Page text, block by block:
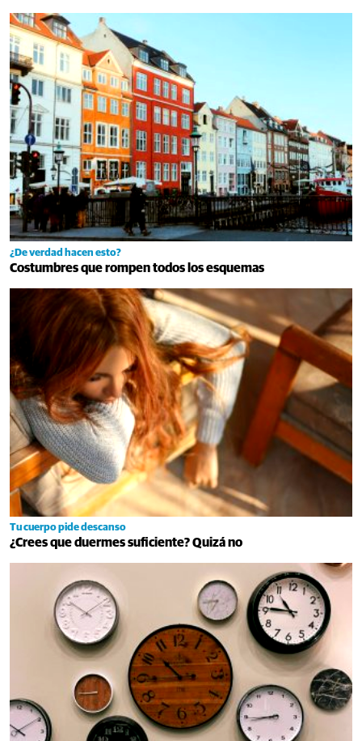
¿De verdad hacen esto?
Costumbres que rompen todos los esquemas
Tu cuerpo pide descanso
¿Crees que duermes suficiente? Quizá no